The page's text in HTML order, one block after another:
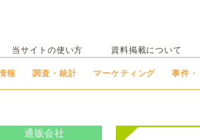
当サイトの使い方 資料掲載について
報 調査・統計 マーケティング 事件
通販会社